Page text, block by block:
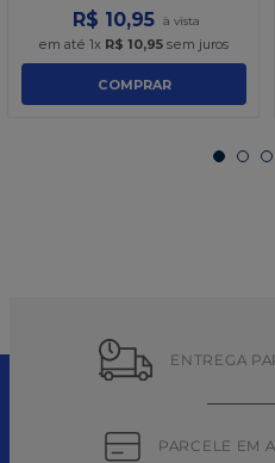
R$ 10,95
em até 1x R$ 10,95 sem juros
COMPRAR
ENTREGA
PARCELE EM